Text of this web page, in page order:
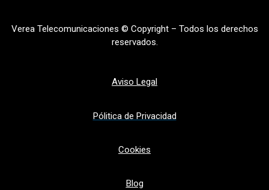
Verea Telecomunicaciones © Copyright – Todos los derechos
reservados.
Aviso Legal
Pólitica de Privacidad
Cookies
Blog